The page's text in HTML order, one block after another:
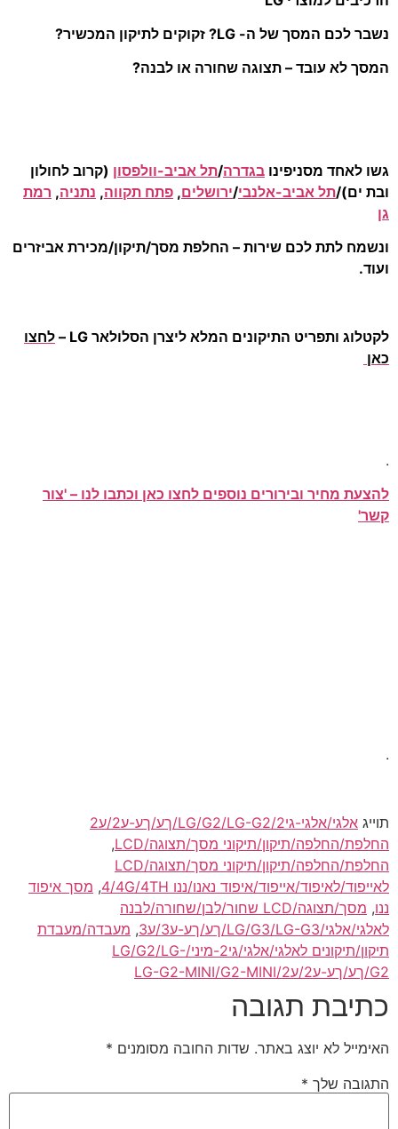
נשבר לכם המסך של ה- LG? זקוקים לתיקון המכשיר?
המסך לא עובד – תצוגה שחורה או לבנה?
גשו לאחד מסניפינו בגדרה/תל אביב-וולפסון (קרוב לחולון
ובת ים)/תל אביב-אלנבי/ירושלים, פתח תקווה, נתניה, רמת
גן
ונשמח לתת לכם שירות – החלפת מסך/תיקון/מכירת אביזרים
ועוד.
לקטלוג ותפריט התיקונים המלא ליצרן הסלולאר LG –
לחצו
כאן
.
להצעת מחיר ובירורים נוספים לחצו כאן וכתבו לנו – 'צור
קשר'
.
תוייג
אלגי/אלגי-גי2/LG/G2/LG-G2/ךע/ךע-ע2/ע2
החלפת/החלפה/תיקון/תיקוני מסך/תצוגה/LCD
,
החלפת/החלפה/תיקון/תיקוני מסך/תצוגה/LCD
לאייפוד/לאיפוד/אייפוד/איפוד נאנו/ננו 4/4G/4TH
, מסך איפוד
ננו,
מסך/תצוגה/LCD שחור/לבן/שחורה/לבנה
לאלגי/אלגי/LG/G3/LG-G3/ךע/ךע-ע3/ע3
, מעבדה/מעבדת
תיקון/תיקונים לאלגי/אלגי/גי2-מיני/LG/G2/LG-
G2/ךע/ךע-ע2/ע2/LG-G2-MINI/G2-MINI
כתיבת תגובה
האימייל לא יוצג באתר. שדות החובה מסומנים *
התגובה שלך *